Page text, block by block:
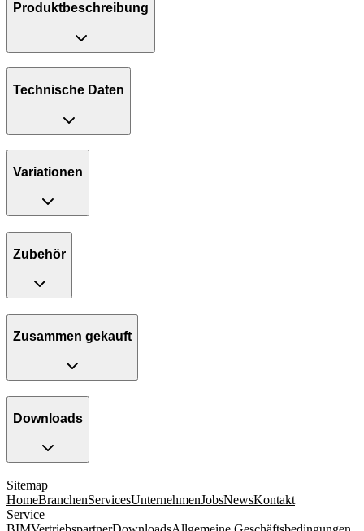
Produktbeschreibung
Technische Daten
Variationen
Zubehör
Zusammen gekauft
Downloads
Sitemap
HomeBranchenServicesUnternehmenJobsNewsKontakt
Service